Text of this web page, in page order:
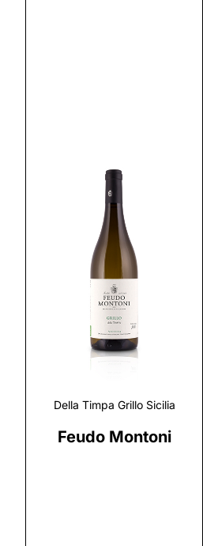
Della Timpa Grillo Sicilia
Feudo Montoni
Discover